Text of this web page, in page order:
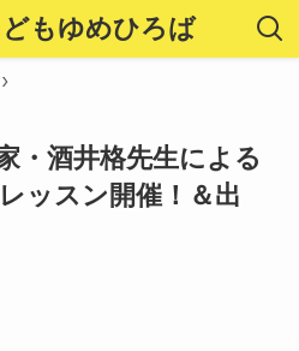
もゆめひろば
・酒井格先生による
ッスン開催！＆出